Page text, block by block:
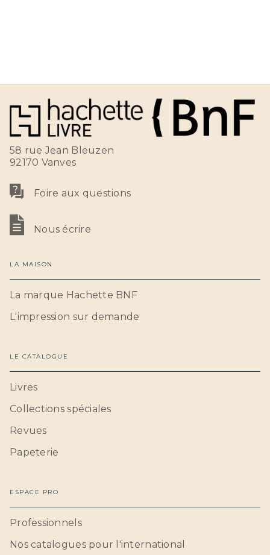
58 rue Jean Bleuzen
92170 Vanves
Foire aux questions
Nous écrire
LA MAISON
La marque Hachette BNF
L'impression sur demande
LE CATALOGUE
Livres
Collections spéciales
Revues
Papeterie
ESPACE PRO
Professionnels
Nos catalogues pour l'international